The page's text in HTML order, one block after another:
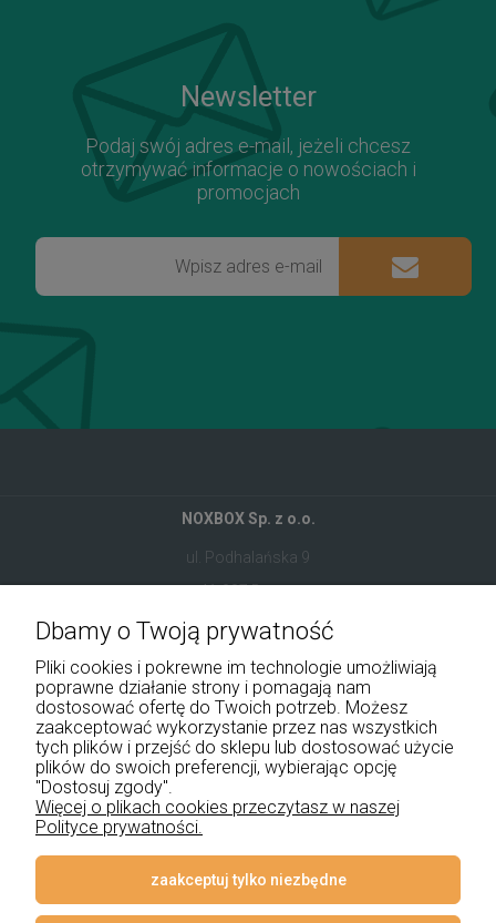
Newsletter
Podaj swój adres e-mail, jeżeli chcesz
otrzymywać informacje o nowościach i
promocjach
NOXBOX Sp. z o.o.
ul. Podhalańska 9
41-907 Bytom
+48 534 555 344
sklep@noxbox.pl
Pomoc
Płatności i dostawa
Informacje
Dbamy o Twoją prywatność
Pliki cookies i pokrewne im technologie umożliwiają
poprawne działanie strony i pomagają nam
dostosować ofertę do Twoich potrzeb. Możesz
zaakceptować wykorzystanie przez nas wszystkich
tych plików i przejść do sklepu lub dostosować użycie
plików do swoich preferencji, wybierając opcję
"Dostosuj zgody".
Więcej o plikach cookies przeczytasz w naszej
Polityce prywatności.
zaakceptuj tylko niezbędne